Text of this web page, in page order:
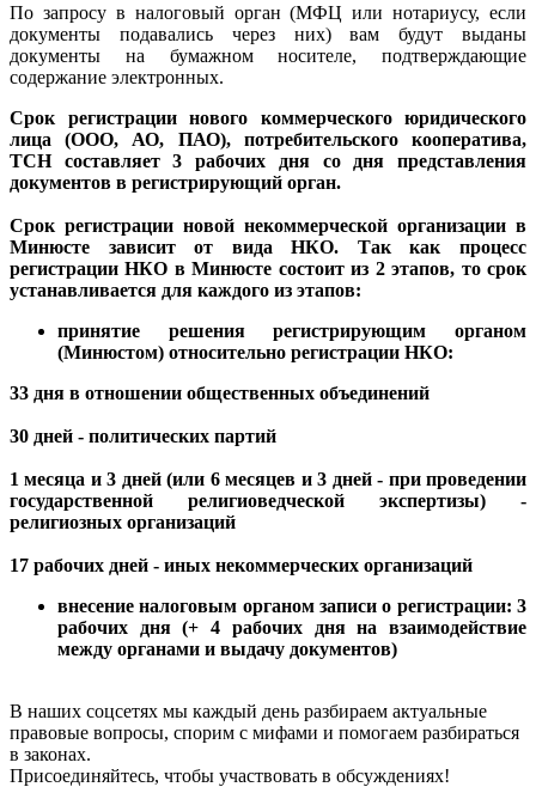
По запросу в налоговый орган (МФЦ или нотариусу, если
документы подавались через них) вам будут выданы
документы на бумажном носителе, подтверждающие
содержание электронных.
Срок регистрации нового коммерческого юридического
лица (ООО, АО, ПАО), потребительского кооператива,
ТСН составляет 3 рабочих дня со дня представления
документов в регистрирующий орган.
Срок регистрации новой некоммерческой организации в
Минюсте зависит от вида НКО. Так как процесс
регистрации НКО в Минюсте состоит из 2 этапов, то срок
устанавливается для каждого из этапов:
принятие решения регистрирующим органом
(Минюстом) относительно регистрации НКО:
33 дня в отношении общественных объединений
30 дней - политических партий
1 месяца и 3 дней (или 6 месяцев и 3 дней - при проведении
государственной религиоведческой экспертизы) -
религиозных организаций
17 рабочих дней - иных некоммерческих организаций
внесение налоговым органом записи о регистрации: 3
рабочих дня (+ 4 рабочих дня на взаимодействие
между органами и выдачу документов)
В наших соцсетях мы каждый день разбираем актуальные
правовые вопросы, спорим с мифами и помогаем разбираться
в законах.
Присоединяйтесь, чтобы участвовать в обсуждениях!